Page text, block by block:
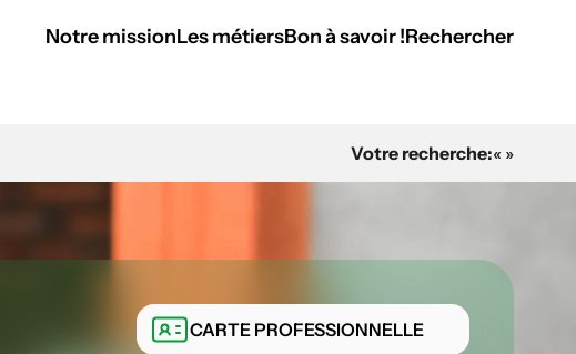
Notre missionLes métiersBon à savoir !Rechercher
Votre recherche:« »
CARTE PROFESSIONNELLE